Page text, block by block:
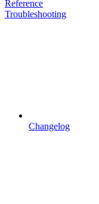
Reference
Troubleshooting
Changelog